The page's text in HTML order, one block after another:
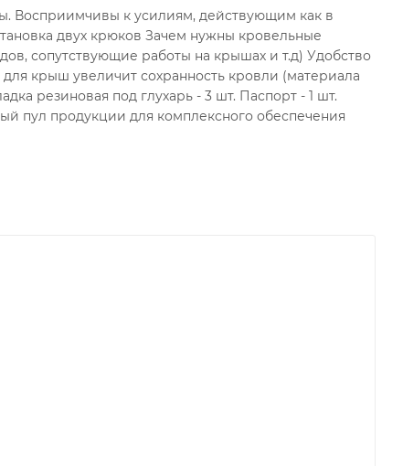
Восприимчивы к усилиям, действующим как в
двух крюков Зачем нужны кровельные
сопутствующие работы на крышах и т.д) Удобство
крыш увеличит сохранность кровли (материала
резиновая под глухарь - 3 шт. Паспорт - 1 шт.
пул продукции для комплексного обеспечения